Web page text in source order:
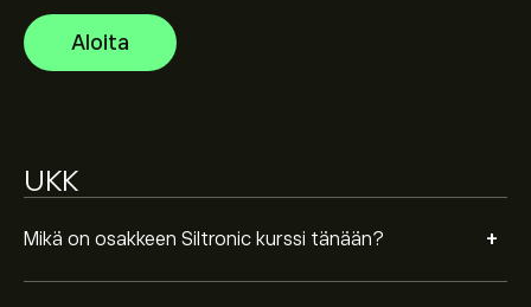
Aloita
UKK
Mikä on osakkeen Siltronic kurssi tänään? +
tulevaisuuden hintamuutoksille.
Instrumentin Siltronic markkina-arvo on 2.61B‎€‎
on Vahva Osta.